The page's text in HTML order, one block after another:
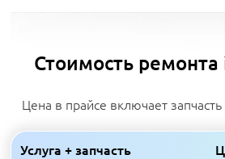
Стоимость ремонта
Цена в прайсе включает
Услуга + запчасть